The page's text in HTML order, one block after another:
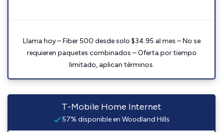
Llama hoy – Fiber 500 desde solo $34.95 al mes – No se
requieren paquetes combinados – Oferta por tiempo
limitado, aplican términos.
T-Mobile Home Internet
57% disponible en Woodland Hills